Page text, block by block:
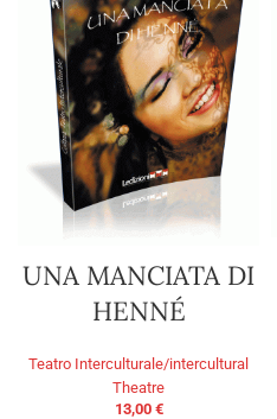
UNA MANCIATA DI
HENNÉ
Teatro Interculturale/intercultural
Theatre
13,00 €